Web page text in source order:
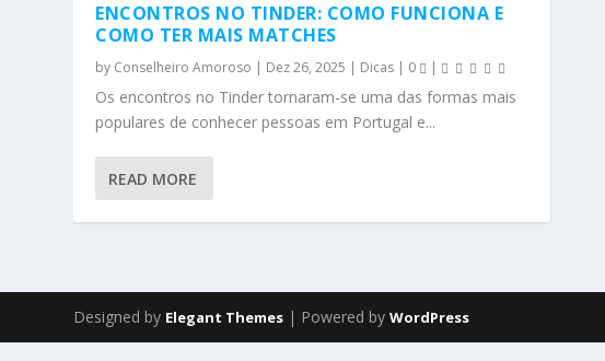
ENCONTROS NO TINDER: COMO FUNCIONA E
COMO TER MAIS MATCHES
by Conselheiro Amoroso | Dez 26, 2025 | Dicas | 0 |
Os encontros no Tinder tornaram-se uma das formas mais
populares de conhecer pessoas em Portugal e...
READ MORE
Designed by Elegant Themes | Powered byWordPress